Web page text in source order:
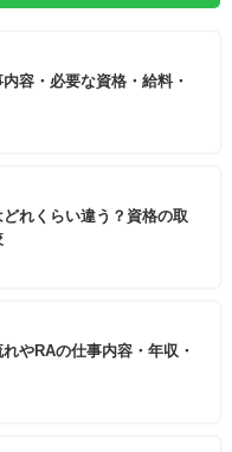
容・必要な資格・給料・
れくらい違う？資格の取
やRAの仕事内容・年収・